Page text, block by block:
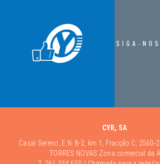
SIGA-
CYR, SA
Casal Sereno, E.N. 8-2, km 1, Fracção C, 2560-
TORRES NOVAS Zona comercial da